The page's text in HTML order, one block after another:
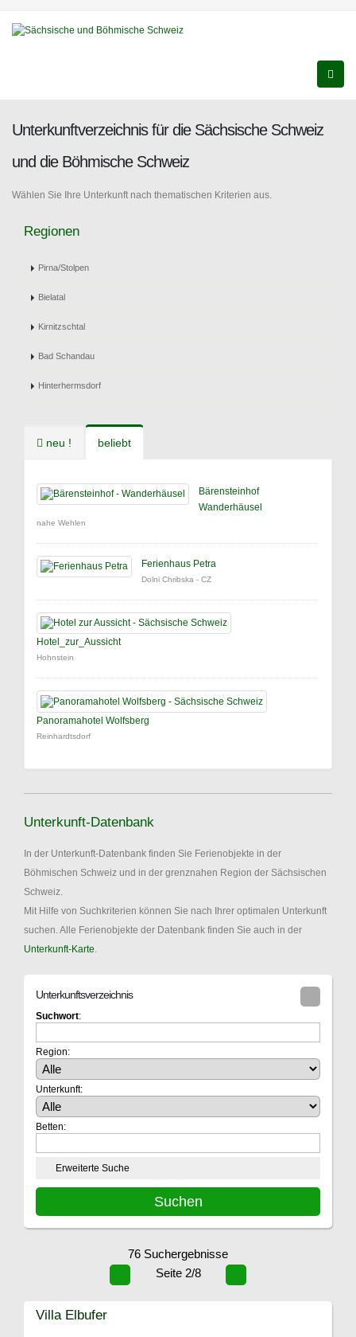
Unterkunftverzeichnis für die Sächsische Schweiz
und die Böhmische Schweiz
Wählen Sie Ihre Unterkunft nach thematischen Kriterien aus.
Regionen
Pirna/Stolpen
Bielatal
Kirnitzschtal
Bad Schandau
Hinterhermsdorf
neu ! beliebt
Bärensteinhof
Wanderhäusel
nahe Wehlen
Ferienhaus Petra
Dolni Chribska - CZ
Hotel_zur_Aussicht
Hohnstein
Panoramahotel Wolfsberg
Reinhardtsdorf
Unterkunft-Datenbank
In der Unterkunft-Datenbank finden Sie Ferienobjekte in der
Böhmischen Schweiz und in der grenznahen Region der Sächsischen
Schweiz.
Mit Hilfe von Suchkriterien können Sie nach Ihrer optimalen Unterkunft
suchen. Alle Ferienobjekte der Datenbank finden Sie auch in der
Unterkunft-Karte
Unterkunftsverzeichnis
Suchwort:
Region:
Unterkunft:
Betten:
Erweiterte Suche
76 Suchergebnisse
Seite 2/8
Villa Elbufer